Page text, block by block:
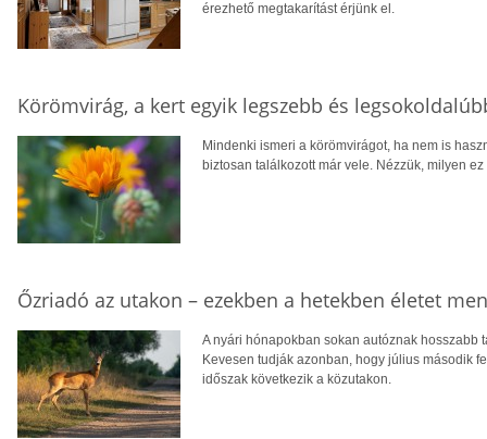
érezhető megtakarítást érjünk el.
Körömvirág, a kert egyik legszebb és
Mindenki ismeri a körömvirágot, ha nem is
biztosan találkozott már vele. Nézzük, milyen
Őzriadó az utakon – ezekben a hetekben életet
A nyári hónapokban sokan autóznak
Kevesen tudják azonban, hogy július második
időszak következik a közutakon.